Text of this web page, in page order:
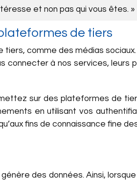
et non pas qui vous êtes. »
de tiers
comme des médias
à nos services, leurs
sur des plateformes de
en utilisant vos
fins de connaissance fine
des données. Ainsi,